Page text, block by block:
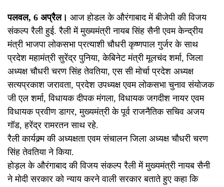
पलवल, 6 अप्रैल। आज होडल के औरंगाबाद में बीजेपी की विजय
संकल्प रैली हुई. रैली में मुख्यमंत्री नायब सिंह सैनी एवम केन्द्रीय
मंत्री भाजपा लोकसभा प्रत्याशी चौधरी कृष्णपाल गुर्जर के साथ
प्रदेश महामंत्री सुरेंद्र पुनिया, केबिनेट मंत्री मूलचंद शर्मा, जिला
अध्यक्ष चौधरी चरण सिंह तेवतिया, एस सी मोर्चा प्रदेश अध्यक्ष
सत्यप्रकाश जरावता, प्रदेश उपध्यक्ष एवम लोकसभा चुनाव संयोजक
जी एल शर्मा, विधायक दीपक मंगला, विधायक जगदीश नायर एवम
विधायक प्रवीण डागर, मुख्यमंत्री के पूर्व राजनैतिक सचिव अजय
गॉड, हरेंद्र रामरतन साथ रहे.
रैली कार्यक्र्म की अध्यक्षता एवम संचालन जिला अध्यक्ष चौधरी चरण
सिंह तेवतिया ने किया.
होड़ल के औरंगाबाद की विजय संकल्प रैली में मुख्यमंत्री नायब सैनी
ने मोदी सरकार को न्याय करने वाली सरकार बताते हुए कहा कि